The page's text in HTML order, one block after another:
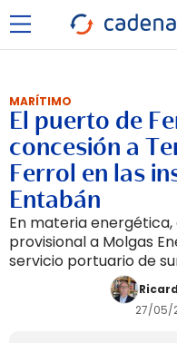
MARÍTIMO
El puerto de
concesión a
Ferrol en las
Entabán
En materia
provisional a Molgas
servicio portuario de
27/05/